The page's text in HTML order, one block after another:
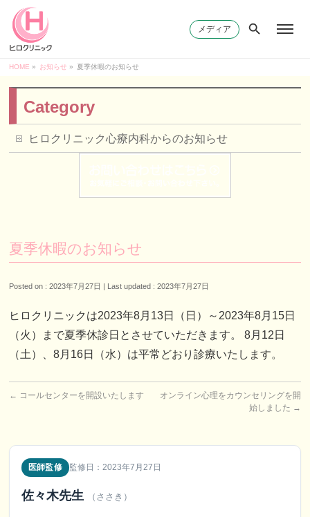
メディア
HOME » お知らせ » 夏季休暇のお知らせ
夏季休暇のお知らせ
Posted on : 2023年7月27日 Last updated : 2023年7月27日
ヒロクリニックは2023年8月13日（日）～2023年8月15日
（火）まで夏季休診日とさせていただきます。 8月12日
（土）、8月16日（水）は平常どおり診療いたします。
← コールセンターを開設いたします
オンライン心理をカウンセリングを開
始しました →
医師監修 監修日：2023年7月27日
佐々木先生 （ささき）
Category
ヒロクリニック心療内科からのお知らせ